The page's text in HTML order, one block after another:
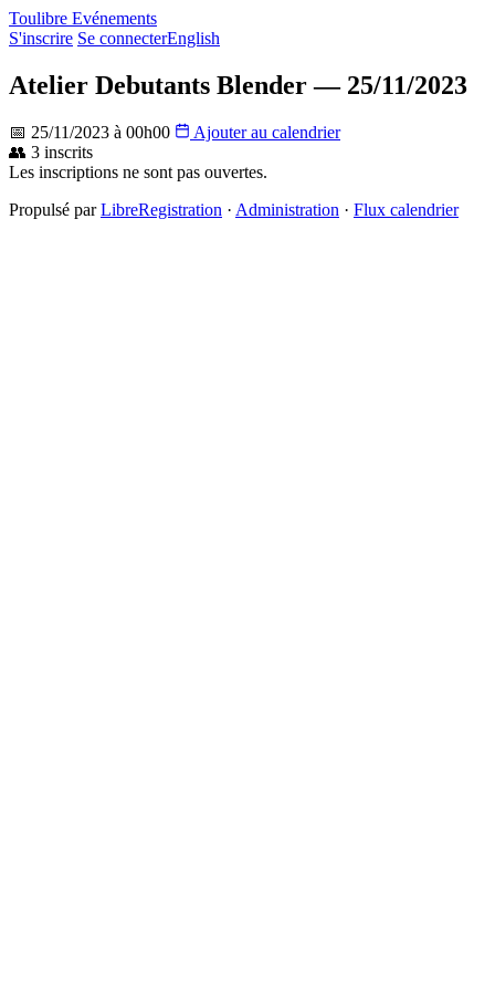
Toulibre Evénements
S'inscrire Se connecterEnglish
Atelier Debutants Blender — 25/11/2023
📅 25/11/2023 à 00h00
Ajouter au calendrier
👥 3 inscrits
Les inscriptions ne sont pas ouvertes.
Propulsé parLibreRegistration · Administration · Flux calendrier